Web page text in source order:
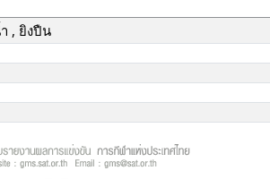
, ยิงปืน